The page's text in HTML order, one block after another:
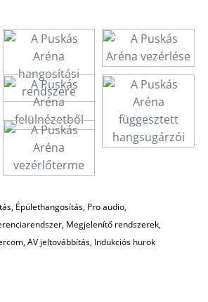
Épülethangosítás, Pro audio,
Megjelenítő rendszerek,
AV jeltovábbítás, Indukciós hurok